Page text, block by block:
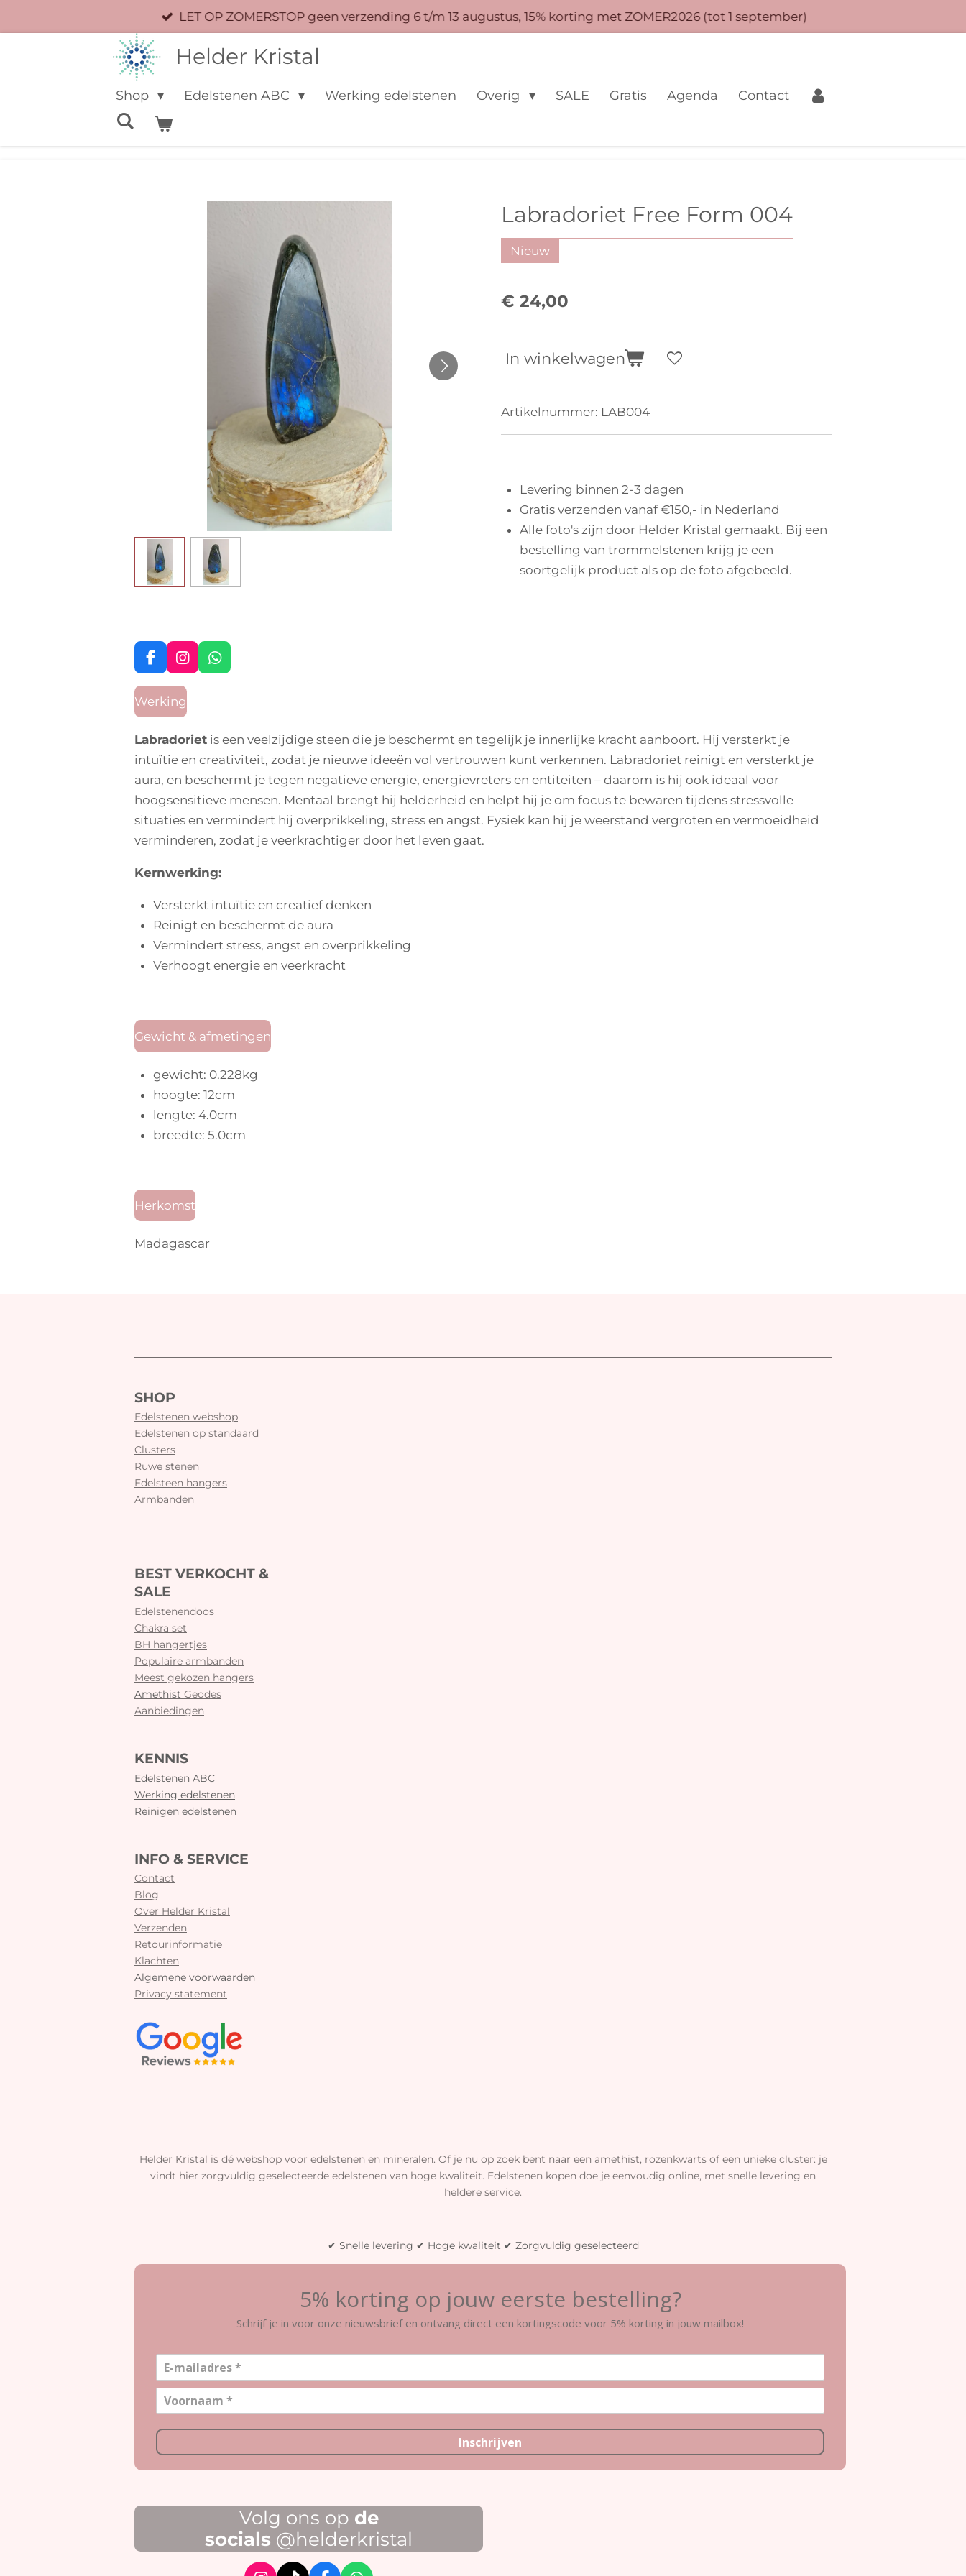
direct
LET OP ZOMERSTOP geen verzending 6 t/m 13 augustus, 15% korting met ZOMER2026 (tot 1 september)
Helder Kristal
Shop Edelstenen ABC Werking edelstenen Overig SALE Gratis Agenda Contact
Labradoriet Free Form 004
Nieuw
€ 24,00
In winkelwagen
Artikelnummer: LAB004
Levering binnen 2-3 dagen
Gratis verzenden vanaf €150,- in Nederland
Alle foto's zijn door Helder Kristal gemaakt. Bij een
bestelling van trommelstenen krijg je een
soortgelijk product als op de foto afgebeeld.
F
a
e
b
o
k
I
n
s
t
a
g
a
m
W
h
A
p
Werking
Labradoriet is een veelzijdige steen die je beschermt en tegelijk je innerlijke kracht aanboort. Hij versterkt je
intuïtie en creativiteit, zodat je nieuwe ideeën vol vertrouwen kunt verkennen. Labradoriet reinigt en versterkt je
aura, en beschermt je tegen negatieve energie, energievreters en entiteiten – daarom is hij ook ideaal voor
hoogsensitieve mensen. Mentaal brengt hij helderheid en helpt hij je om focus te bewaren tijdens stressvolle
situaties en vermindert hij overprikkeling, stress en angst. Fysiek kan hij je weerstand vergroten en vermoeidheid
verminderen, zodat je veerkrachtiger door het leven gaat.
Kernwerking:
Versterkt intuïtie en creatief denken
Reinigt en beschermt de aura
Vermindert stress, angst en overprikkeling
Verhoogt energie en veerkracht
Gewicht & afmetingen
gewicht: 0.228kg
hoogte: 12cm
lengte: 4.0cm
breedte: 5.0cm
Herkomst
Madagascar
SHOP
Edelstenen webshop
Edelstenen op standaard
Clusters
Ruwe stenen
Edelsteen hangers
Armbanden
BEST VERKOCHT &
SALE
Edelstenendoos
Chakra set
BH hangertjes
Populaire armbanden
Meest gekozen hangers
Amethist Geodes
Aanbiedingen
KENNIS
Edelstenen ABC
Werking edelstenen
Reinigen edelstenen
INFO & SERVICE
Contact
Blog
Over Helder Kristal
Verzenden
Retourinformatie
Klachten
Algemene voorwaarden
Privacy statement
Helder Kristal is dé webshop voor edelstenen en mineralen. Of je nu op zoek bent naar een amethist, rozenkwarts of een unieke cluster: je
vindt hier zorgvuldig geselecteerde edelstenen van hoge kwaliteit. Edelstenen kopen doe je eenvoudig online, met snelle levering en
heldere service.
✔ Snelle levering ✔ Hoge kwaliteit ✔ Zorgvuldig geselecteerd
5% korting op jouw eerste bestelling?
Schrijf je in voor onze nieuwsbrief en ontvang direct een kortingscode voor 5% korting in jouw mailbox!
Inschrijven
Volg ons op de
socials @helderkristal